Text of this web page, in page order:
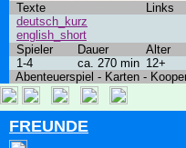
Texte Links
deutsch_kurz
english_short
Spieler
Dauer Alter
1-4
ca. 270 min 12+
Abenteuerspiel - Karten -
FREUNDE